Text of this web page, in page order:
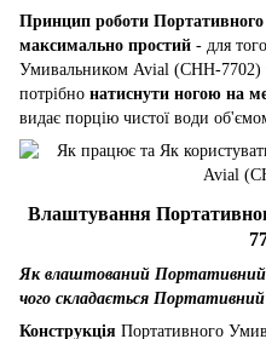
Принцип роботи
максимально простий - для
Умивальником Avial (CHH-7702)
потрібно натиснути ногою на
видає порцію чистої води
Влаштування
Як влаштований Портативний
чого складається
Конструкція Портативного